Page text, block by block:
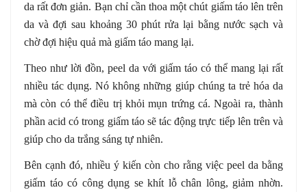
da rất đơn giản. Bạn chỉ cần thoa một chút giấm táo lên trên
da và đợi sau khoảng 30 phút rửa lại bằng nước sạch và
chờ đợi hiệu quả mà giấm táo mang lại.
Theo như lời đồn, peel da với giấm táo có thể mang lại rất
nhiều tác dụng. Nó không những giúp chúng ta trẻ hóa da
mà còn có thể điều trị khỏi mụn trứng cá. Ngoài ra, thành
phần acid có trong giấm táo sẽ tác động trực tiếp lên trên và
giúp cho da trắng sáng tự nhiên.
Bên cạnh đó, nhiều ý kiến còn cho rằng việc peel da bằng
giấm táo có công dụng se khít lỗ chân lông, giảm nhờn.